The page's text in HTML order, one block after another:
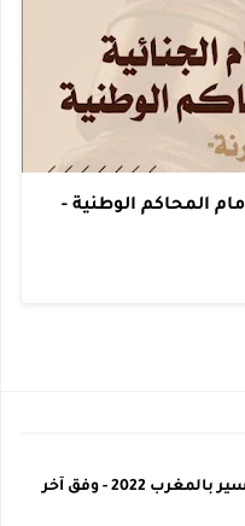
المحاكم الوطنية -
تحميل PDF : مدونة السير بالمغرب 2022 - وفق آخر